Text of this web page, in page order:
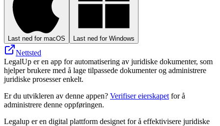
Last ned for macOS Last ned for Windows
Nettsted
LegalUp er en app for automatisering av juridiske dokumenter, som
hjelper brukere med å lage tilpassede dokumenter og administrere
juridiske prosesser enkelt.
Er du utvikleren av denne appen? Verifiser eierskapet for å
administrere denne oppføringen.
Legalup er en digital plattform designet for å effektivisere juridiske